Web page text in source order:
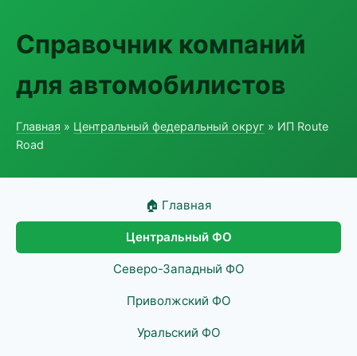
Справочник компаний
для автомобилистов
Главная » Центральный федеральный округ » ИП Route
Road
🏠 Главная
Центральный ФО
Северо-Западный ФО
Приволжский ФО
Уральский ФО